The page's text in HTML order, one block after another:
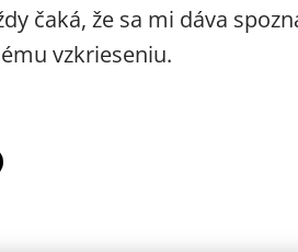
čaká, že sa mi dáva
vzkrieseniu.